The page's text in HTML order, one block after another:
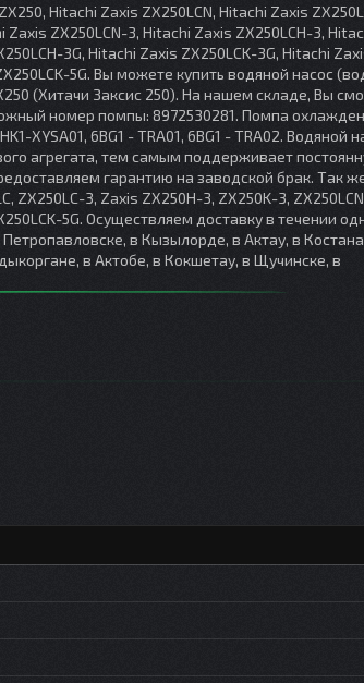
Hitachi Zaxis ZX250LCN, Hitachi Zaxis
ZX250LCN-3, Hitachi Zaxis ZX250LCH-3,
3G, Hitachi Zaxis ZX250LCK-3G, Hitachi
5G. Вы можете купить водяной насос
(Хитачи Заксис 250). На нашем складе, Вы
номер помпы: 8972530281. Помпа
XYSA01, 6BG1 - TRA01, 6BG1 - TRA02. Водяной
агрегата, тем самым поддерживает
гарантию на заводской брак. Так
ZX250LC-3, Zaxis ZX250H-3, ZX250K-3,
5G. Осуществляем доставку в течении
в Кызылорде, в Актау, в
в Актобе, в Кокшетау, в Щучинске, в